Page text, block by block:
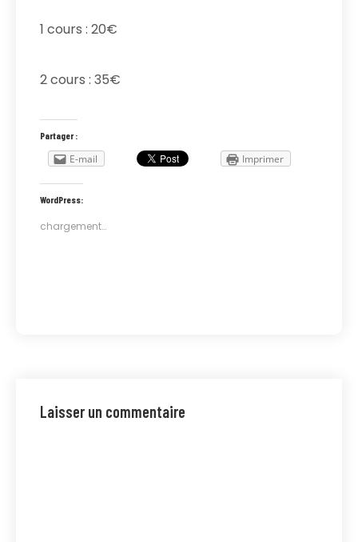
1 cours : 20€
2 cours : 35€
Partager :
E-mail Imprimer
WordPress:
chargement…
Laisser un commentaire